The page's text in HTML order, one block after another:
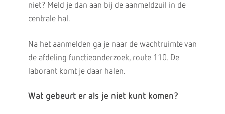
niet? Meld je dan aan bij de aanmeldzuil in de
centrale hal.
Na het aanmelden ga je naar de wachtruimte van
de afdeling functieonderzoek, route 110. De
laborant komt je daar halen.
Wat gebeurt er als je niet kunt komen?